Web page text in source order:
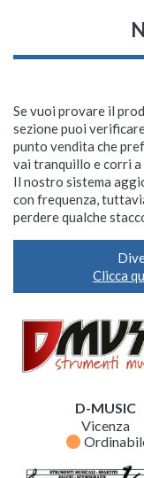
Se vuoi provare il
sezione puoi
punto vendita che
vai tranquillo e corri
Il nostro sistema
con frequenza,
perdere qualche
Clicca
D-MUSIC
Vicenza
fiber_manual_record